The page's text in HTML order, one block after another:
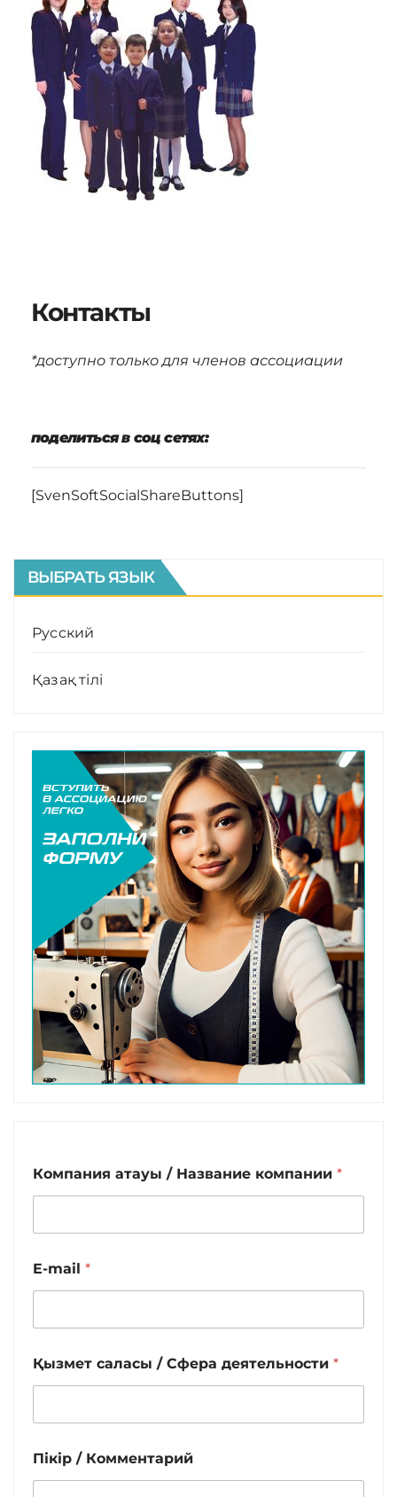
Контакты
*доступно только для членов ассоциации
поделиться в соц сетях:
[SvenSoftSocialShareButtons]
ВЫБРАТЬ ЯЗЫК
Русский
Қазақ тілі
Компания атауы / Название компании *
E-mail *
Қызмет саласы / Сфера деятельности *
Пікір / Комментарий